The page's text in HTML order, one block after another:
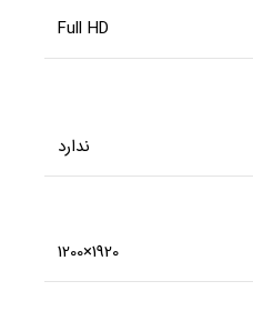
Full HD
ندارد
1920×1200